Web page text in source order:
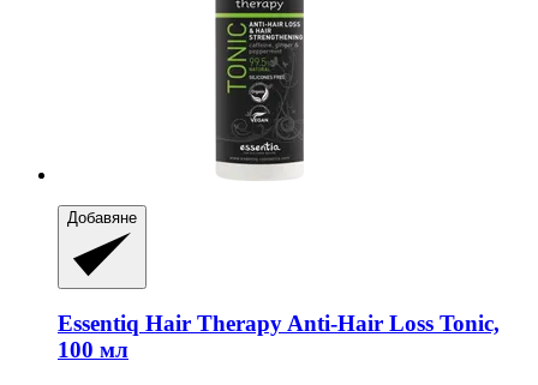
Добавяне
Essentiq Hair Therapy Anti-​Hair Loss Tonic,
100 мл